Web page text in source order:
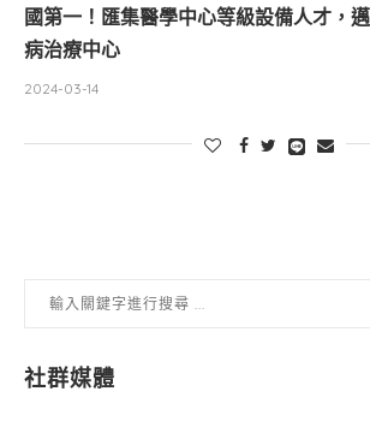
國第一！匯集醫學中心等級設備人才，
病治療中心
2024-03-14
社群媒體